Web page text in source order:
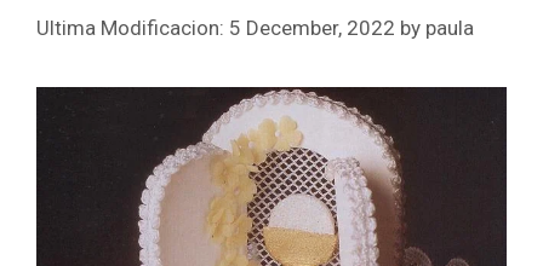
5 December, 2022 by paula